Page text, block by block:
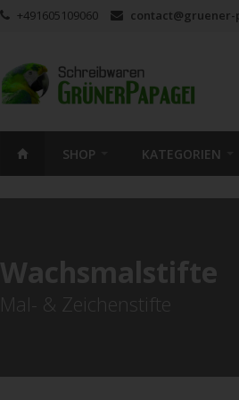
+491605109060
SHOP KATEGORIEN
Wachsmalstifte
Mal- & Zeichenstifte